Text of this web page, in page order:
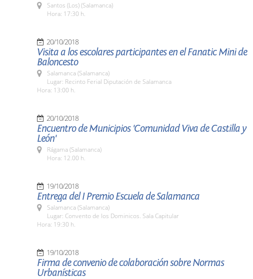
Santos (Los) (Salamanca)
Hora: 17:30 h.
20/10/2018
Visita a los escolares participantes en el Fanatic Mini de
Baloncesto
Salamanca (Salamanca)
Lugar: Recinto Ferial Diputación de Salamanca
Hora: 13:00 h.
20/10/2018
Encuentro de Municipios 'Comunidad Viva de Castilla y
León'
Rágama (Salamanca)
Hora: 12.00 h.
19/10/2018
Entrega del I Premio Escuela de Salamanca
Salamanca (Salamanca)
Lugar: Convento de los Dominicos. Sala Capitular
Hora: 19:30 h.
19/10/2018
Firma de convenio de colaboración sobre Normas
Urbanísticas